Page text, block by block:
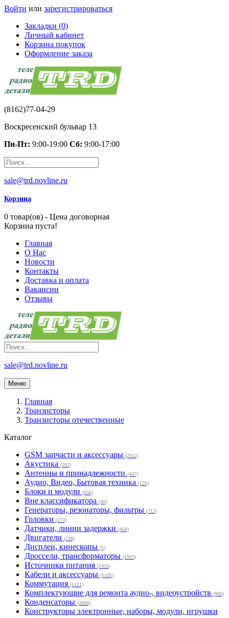
Войти или зарегистрироваться
Закладки (0)
Личный кабинет
Корзина покупок
Оформление заказа
(8162)77-04-29
Воскресенский бульвар 13
Пн-Пт: 9:00-19:00 Сб: 9:00-17:00
sale@trd.novline.ru
Корзина
0 товар(ов) - Цена договорная
Корзина пуста!
Главная
О Нас
Новости
Контакты
Доставка и оплата
Вакансии
Отзывы
sale@trd.novline.ru
Меню
Главная
Транзисторы
Транзисторы отечественные
Каталог
GSM запчасти и аксессуары (2912)
Акустика (282)
Антенны и принадлежности (447)
Аудио, Видео, Бытовая техника (126)
Блоки и модули (656)
Вне классификатора (40)
Генераторы, резонаторы, фильтры (713)
Головки (273)
Датчики, линии задержки (450)
Двигатели (238)
Дисплеи, кинескопы (5)
Дроссели, трансформаторы (1803)
Источники питания (2428)
Кабели и аксессуары (1105)
Коммутация (1321)
Комплектующие для ремонта аудио-, видеоустройств (960)
Конденсаторы (2800)
Конструкторы электронные, наборы, модули, игрушки